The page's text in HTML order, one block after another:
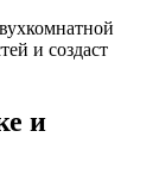
и создаст
и